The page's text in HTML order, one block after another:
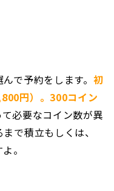
で予約をします。 初
円）。300コイン
必要なコイン数が異
で積立もしくは、
。